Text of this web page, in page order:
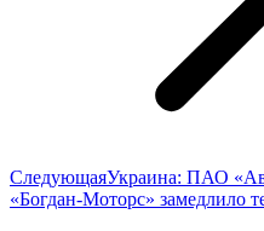
СледующаяСледующая
запись:
Украина: ПАО
«Богдан-Моторс» замедлило